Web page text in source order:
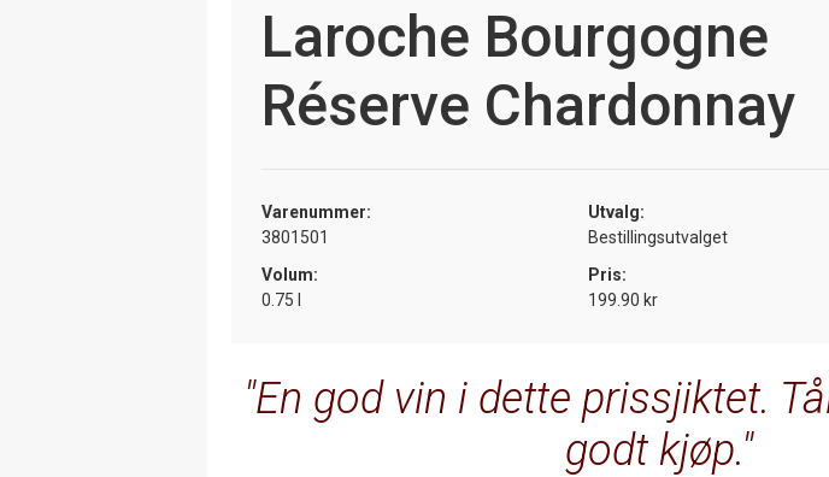
Laroche Bourgogne
Réserve Chardonnay
Varenummer:
3801501
Utvalg:
Bestillingsutvalget
Volum:
0.75 l
Pris:
199.90 kr
En god vin i dette prissjiktet.
godt kjøp.